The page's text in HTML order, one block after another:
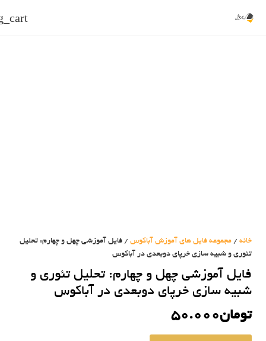
خانه / مجموعه فایل های آموزش آباکوس / فایل آموزشی چهل و چهارم: تحلیل
تئوری و شبیه سازی خرپای دوبعدی در آباکوس
فایل آموزشی چهل و چهارم: تحلیل تئوری و
شبیه سازی خرپای دوبعدی در آباکوس
تومان50.000